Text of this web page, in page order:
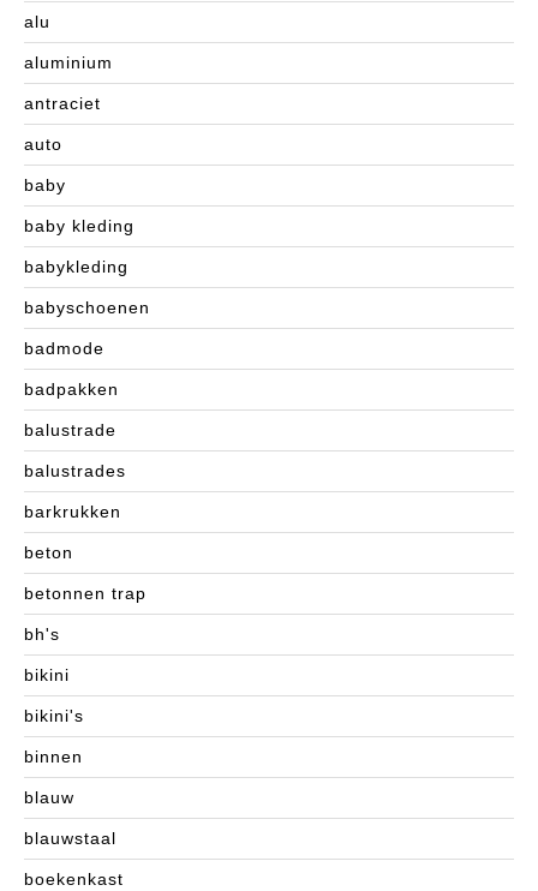
alu
aluminium
antraciet
auto
baby
baby kleding
babykleding
babyschoenen
badmode
badpakken
balustrade
balustrades
barkrukken
beton
betonnen trap
bh's
bikini
bikini's
binnen
blauw
blauwstaal
boekenkast